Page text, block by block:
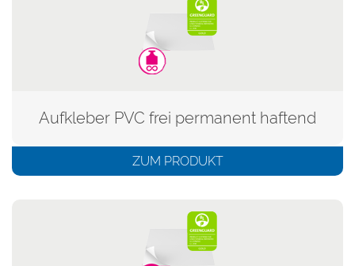
Aufkleber PVC frei permanent haftend
ZUM PRODUKT